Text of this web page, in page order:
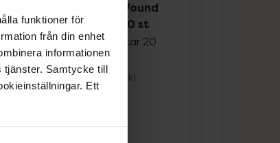
funktioner för
från din enhet
informationen
tjänster. Samtycke till
Ett
SalvequickMED Wound
Cleanser Wipes 20 st
Sterila sårtvättsdukar 20
st
Medicinteknisk produkt
52,72 kr